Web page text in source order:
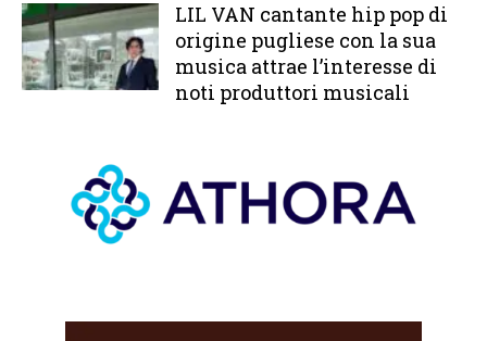
LIL VAN cantante hip pop di
origine pugliese con la sua
musica attrae l’interesse di
noti produttori musicali